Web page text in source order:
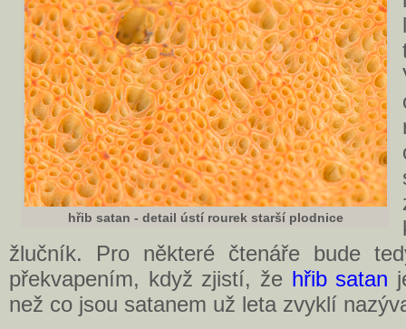
hřib satan - detail ústí rourek starší plodnice
žlučník. Pro některé čtenáře bude
překvapením, když zjistí, že hřib satan
než co jsou satanem už leta zvyklí